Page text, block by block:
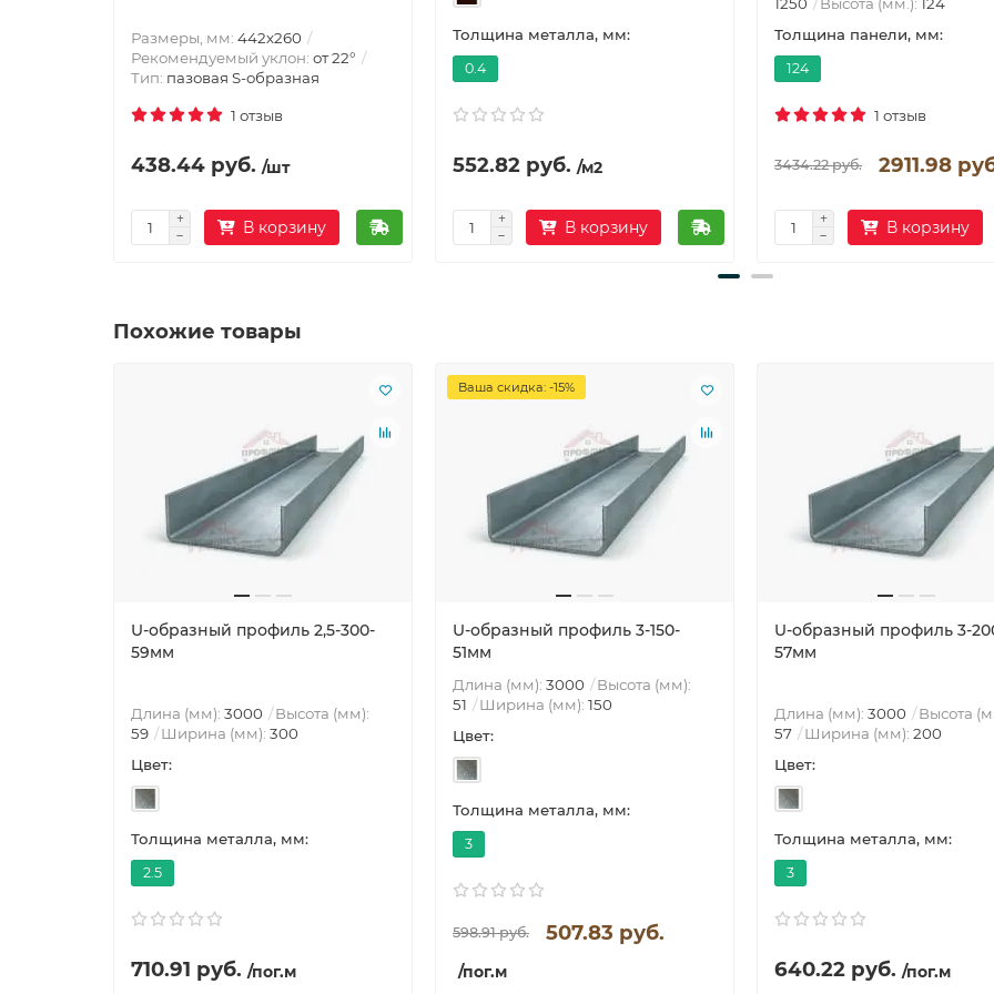
Размеры, мм: 442х260
Рекомендуемый уклон: от 22°
Тип: пазовая S-образная
1 отзыв
438.44 руб. /шт
В корзину
Толщина металла, мм:
0.4
552.82 руб. /м2
В корзину
Толщина панели, мм:
124
1 отзыв
3434.22 руб. 2911.98
В корзину
Похожие товары
U-образный профиль 2,5-300-
59мм
Длина (мм): 3000
Высота (мм):
59
Ширина (мм): 300
Цвет:
Толщина металла, мм:
2.5
710.91 руб. /пог.м
Ваша скидка: -15%
U-образный профиль 3-150-
51мм
Длина (мм): 3000
Высота (мм):
51
Ширина (мм): 150
Цвет:
Толщина металла, мм:
3
598.91 руб. 507.83 руб.
/пог.м
U-образный профиль 3-
57мм
Длина (мм): 3000
Высота
57
Ширина (мм): 200
Цвет:
Толщина металла, мм:
3
640.22 руб. /пог.м